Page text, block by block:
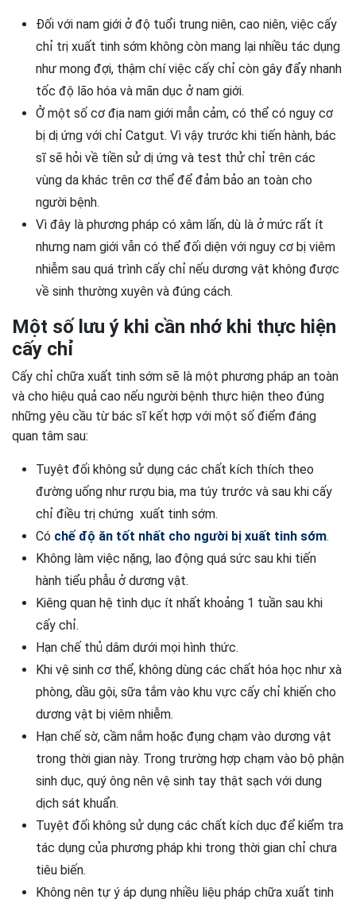
Đối với nam giới ở độ tuổi trung niên, cao niên, việc cấy
chỉ trị xuất tinh sớm không còn mang lại nhiều tác dụng
như mong đợi, thậm chí việc cấy chỉ còn gây đẩy nhanh
tốc độ lão hóa và mãn dục ở nam giới.
Ở một số cơ địa nam giới mẫn cảm, có thể có nguy cơ
bị dị ứng với chỉ Catgut. Vì vậy trước khi tiến hành, bác
sĩ sẽ hỏi về tiền sử dị ứng và test thử chỉ trên các
vùng da khác trên cơ thể để đảm bảo an toàn cho
người bệnh.
Vì đây là phương pháp có xâm lấn, dù là ở mức rất ít
nhưng nam giới vẫn có thể đối diện với nguy cơ bị viêm
nhiễm sau quá trình cấy chỉ nếu dương vật không được
về sinh thường xuyên và đúng cách.
Một số lưu ý khi cần nhớ khi thực hiện
cấy chỉ
Cấy chỉ chữa xuất tinh sớm sẽ là một phương pháp an toàn
và cho hiệu quả cao nếu người bệnh thực hiện theo đúng
những yêu cầu từ bác sĩ kết hợp với một số điểm đáng
quan tâm sau:
Tuyệt đối không sử dụng các chất kích thích theo
đường uống như rượu bia, ma túy trước và sau khi cấy
chỉ điều trị chứng xuất tinh sớm.
Có chế độ ăn tốt nhất cho người bị xuất tinh sớm.
Không làm việc nặng, lao động quá sức sau khi tiến
hành tiểu phẫu ở dương vật.
Kiêng quan hệ tình dục ít nhất khoảng 1 tuần sau khi
cấy chỉ.
Hạn chế thủ dâm dưới mọi hình thức.
Khi vệ sinh cơ thể, không dùng các chất hóa học như xà
phòng, dầu gội, sữa tắm vào khu vực cấy chỉ khiến cho
dương vật bị viêm nhiễm.
Hạn chế sờ, cầm nắm hoặc đụng chạm vào dương vật
trong thời gian này. Trong trường hợp chạm vào bộ phận
sinh dục, quý ông nên vệ sinh tay thật sạch với dung
dịch sát khuẩn.
Tuyệt đối không sử dụng các chất kích dục để kiểm tra
tác dụng của phương pháp khi trong thời gian chỉ chưa
tiêu biến.
Không nên tự ý áp dụng nhiều liệu pháp chữa xuất tinh